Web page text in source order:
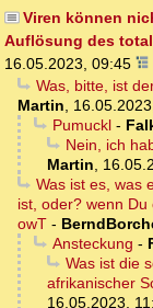
Viren können
Auflösung des
16.05.2023, 09:45
Was, bitte, ist
Martin
Pumuckl-
Nein, ich
Martin
Was ist es, was
ist, oder? wenn
owT -
Ansteckung -
Was ist die
afrikanischer
16.05.2023,